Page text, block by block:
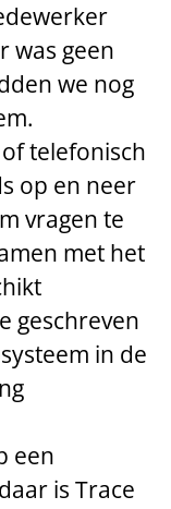
was geen
we nog
telefonisch
op en neer
vragen te
met het
geschreven
in de
een
is Trace